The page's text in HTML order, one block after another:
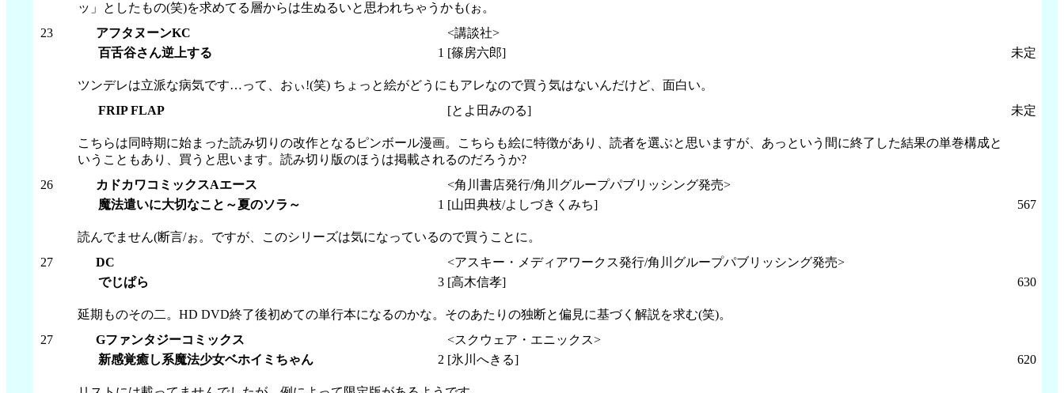
ッ」としたもの(笑)を求めてる層からは生ぬるいと思われちゃうかも(ぉ。
23
アフタヌーンKC
<講談社>
百舌谷さん逆上する
1 [篠房六郎] 未定
ツンデレは立派な病気です…って、おぃ!(笑) ちょっと絵がどうにもアレなので買う気はないんだけど、面白い。
FRIP FLAP
[とよ田みのる] 未定
こちらは同時期に始まった読み切りの改作となるピンボール漫画。こちらも絵に特徴があり、読者を選ぶと思いますが、あっという間に終了した結果の単巻構成と
いうこともあり、買うと思います。読み切り版のほうは掲載されるのだろうか?
26
カドカワコミックスAエース
<角川書店発行/角川グループパブリッシング発売>
魔法遣いに大切なこと～夏のソラ～
1 [山田典枝/よしづきくみち] 567
読んでません(断言/ぉ。ですが、このシリーズは気になっているので買うことに。
27
DC
<アスキー・メディアワークス発行/角川グループパブリッシング発売>
でじぱら
3 [高木信孝] 630
延期ものその二。HD DVD終了後初めての単行本になるのかな。そのあたりの独断と偏見に基づく解説を求む(笑)。
27
Gファンタジーコミックス
<スクウェア・エニックス>
新感覚癒し系魔法少女ベホイミちゃん
2 [氷川へきる] 620